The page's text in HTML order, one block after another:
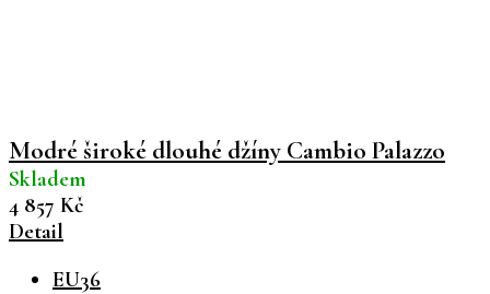
Modré široké dlouhé džíny Cambio Palazzo
Skladem
4 857 Kč
Detail
EU36